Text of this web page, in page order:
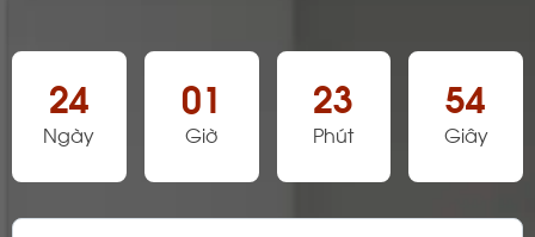
24
Ngày
01
Giờ
23
Phút
54
Giây